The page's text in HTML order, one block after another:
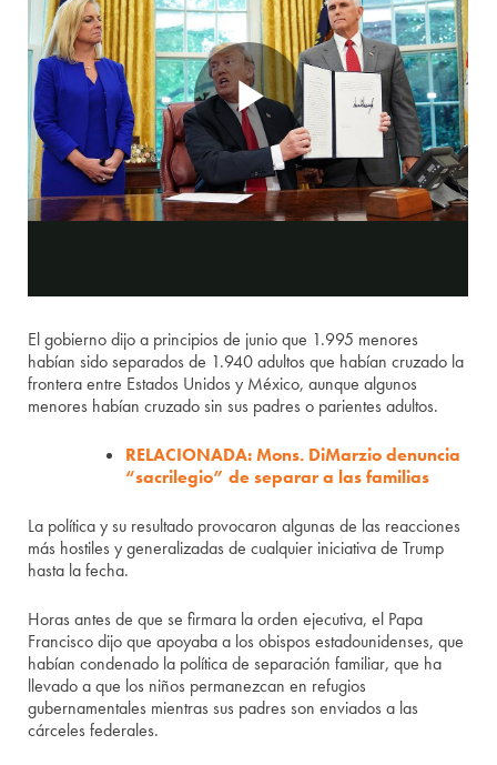
El gobierno dijo a principios de junio que 1.995 menores
habían sido separados de 1.940 adultos que habían cruzado la
frontera entre Estados Unidos y México, aunque algunos
menores habían cruzado sin sus padres o parientes adultos.
RELACIONADA: Mons. DiMarzio denuncia
“sacrilegio” de separar a las familias
La política y su resultado provocaron algunas de las reacciones
más hostiles y generalizadas de cualquier iniciativa de Trump
hasta la fecha.
Horas antes de que se firmara la orden ejecutiva, el Papa
Francisco dijo que apoyaba a los obispos estadounidenses, que
habían condenado la política de separación familiar, que ha
llevado a que los niños permanezcan en refugios
gubernamentales mientras sus padres son enviados a las
cárceles federales.